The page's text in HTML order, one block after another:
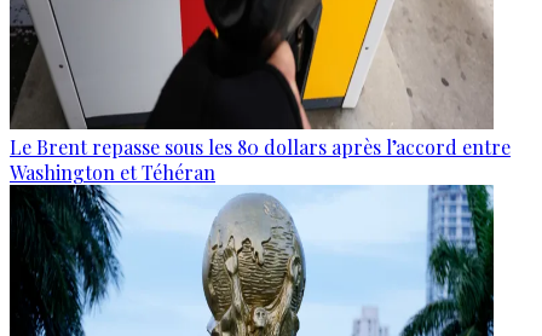
Le Brent repasse sous les 80 dollars après l’accord entre
Washington et Téhéran